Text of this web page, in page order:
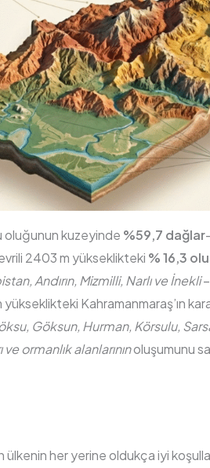
oluğunun kuzeyinde %59,7 dağlar
2403 m yükseklikteki % 16,3
Andırın, Mizmilli, Narlı ve İnekli
Kahramanmaraş’ın
Göksun, Hurman, Körsulu,
ormanlık alanlarınınoluşumunu
ülkenin her yerine oldukça iyi